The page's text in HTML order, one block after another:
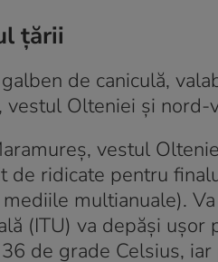
ţării
de caniculă,
vestul Olteniei și nord-
vestul
de ridicate pentru
multianuale).
(ITU) va depăși
de grade Celsius,